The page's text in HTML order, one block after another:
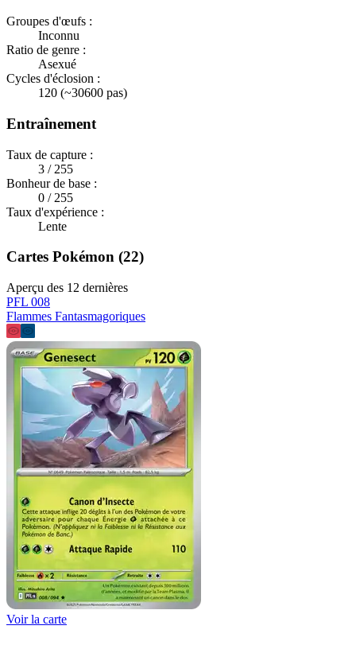
Groupes d'œufs :
Inconnu
Ratio de genre :
Asexué
Cycles d'éclosion :
120 (~30600 pas)
Entraînement
Taux de capture :
3 / 255
Bonheur de base :
0 / 255
Taux d'expérience :
Lente
Cartes Pokémon (22)
Aperçu des 12 dernières
PFL 008
Flammes Fantasmagoriques
Voir la carte